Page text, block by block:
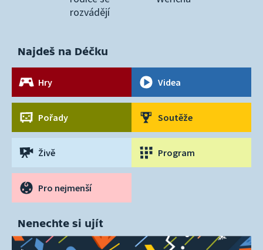
rozvádějí
Najdeš na Déčku
Hry Videa
Pořady Soutěže
Živě Program
Pro nejmenší
Nenechte si ujít